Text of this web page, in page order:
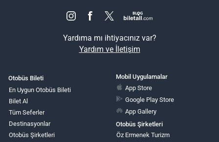
Yardıma mı ihtiyacınız var?
Yardım ve İletişim
Otobüs Bileti
En Uygun Otobüs Bileti
Bilet Al
Tüm Seferler
Destinasyonlar
Otobüs Şirketleri
Mobil Uygulamalar
App Store
Google Play Store
App Gallery
Otobüs Şirketleri
Öz Ermenek Turizm